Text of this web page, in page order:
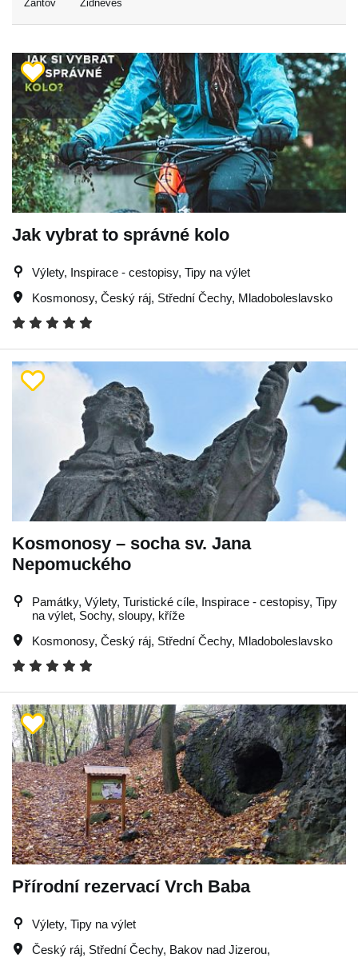
Žantov Židněves
Jak vybrat to správné kolo
Výlety, Inspirace - cestopisy, Tipy na výlet
Kosmonosy, Český ráj, Střední Čechy, Mladoboleslavsko
Kosmonosy – socha sv. Jana
Nepomuckého
Památky, Výlety, Turistické cíle, Inspirace - cestopisy, Tipy
na výlet, Sochy, sloupy, kříže
Kosmonosy, Český ráj, Střední Čechy, Mladoboleslavsko
Přírodní rezervací Vrch Baba
Výlety, Tipy na výlet
Český ráj, Střední Čechy, Bakov nad Jizerou,